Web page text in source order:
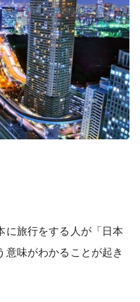
に旅行をする人が「日本
意味がわかることが起き